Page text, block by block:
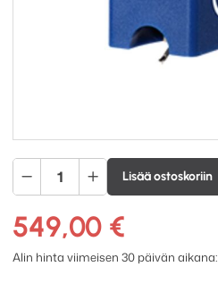
Ortofon
Quintet
Blue
äänirasia
määrä
Lisää ostoskoriin
549,00 €
Alin hinta viimeisen 30 päivän aikana: